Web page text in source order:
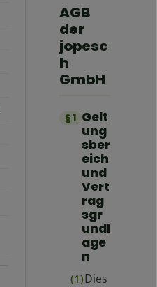
AGB
der
jopesc
h
GmbH
§ 1 Gelt
ung
sber
eich
und
Vert
rag
sgr
undl
age
n
(1)Dies